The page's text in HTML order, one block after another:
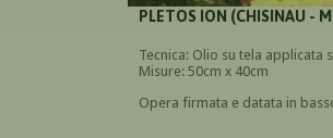
PLETOS ION (CHISINAU -
Tecnica: Olio su tela applicata
Misure: 50cm x 40cm
Opera firmata e datata in